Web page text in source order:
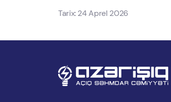
Tarix: 24 Aprel 2026